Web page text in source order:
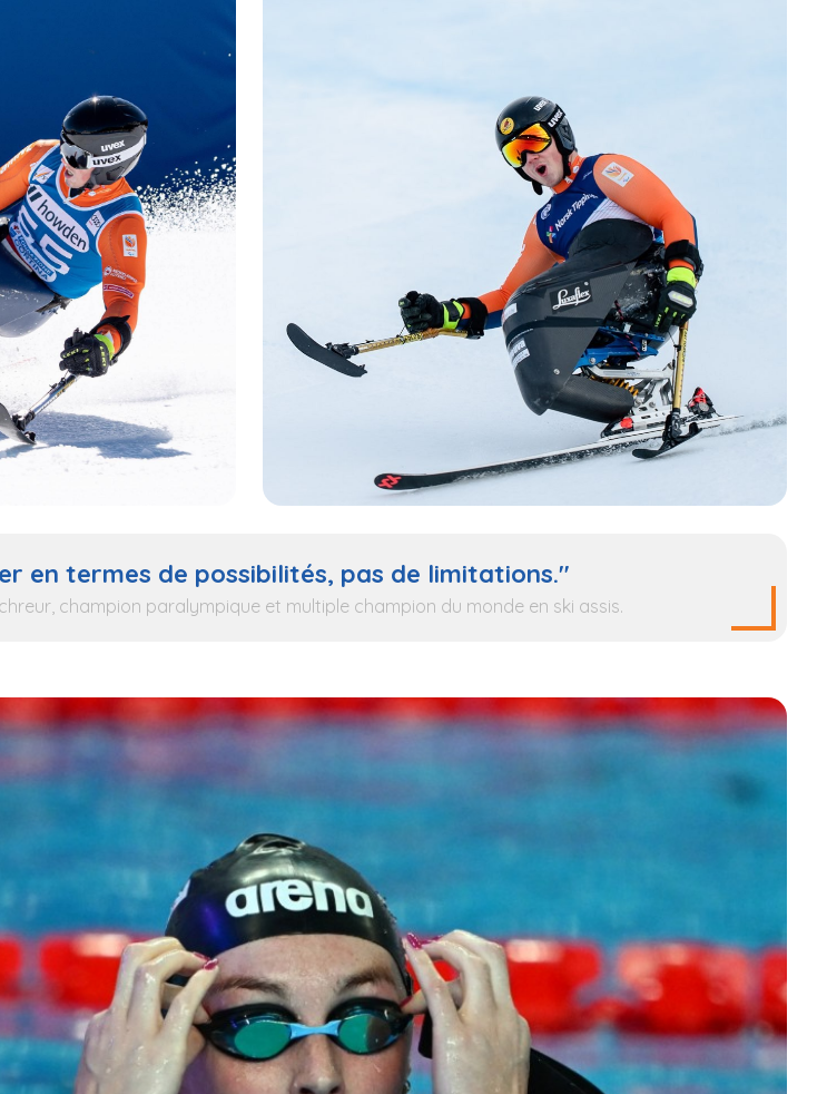
en termes de possibilités, pas de limitations."
champion paralympique et multiple champion du monde en ski assis.